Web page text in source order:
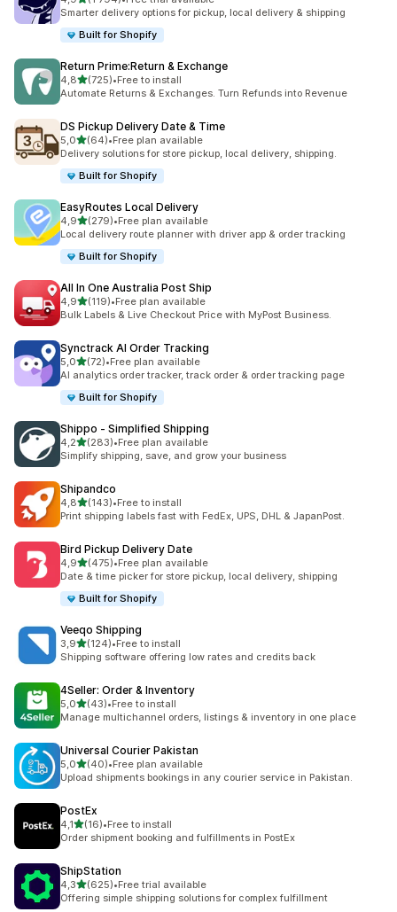
Łączna liczba recenzji: 1794
Smarter delivery options for pickup, local delivery & shipping
Built for Shopify
Return Prime:Return & Exchange
4,8na 5 gwiazdek
(725)
Łączna liczba recenzji: 725
•Free to install
Automate Returns & Exchanges. Turn Refunds into Revenue
DS Pickup Delivery Date & Time
5,0na 5 gwiazdek
(64)
Łączna liczba recenzji: 64
•Free plan available
Delivery solutions for store pickup, local delivery, shipping.
Built for Shopify
EasyRoutes Local Delivery
4,9na 5 gwiazdek
(279)
Łączna liczba recenzji: 279
•Free plan available
Local delivery route planner with driver app & order tracking
Built for Shopify
All In One Australia Post Ship
4,9na 5 gwiazdek
(119)
Łączna liczba recenzji: 119
•Free plan available
Bulk Labels & Live Checkout Price with MyPost Business.
Synctrack AI Order Tracking
5,0na 5 gwiazdek
(72)
Łączna liczba recenzji: 72
•Free plan available
AI analytics order tracker, track order & order tracking page
Built for Shopify
Shippo ‑ Simplified Shipping
4,2na 5 gwiazdek
(283)
Łączna liczba recenzji: 283
•Free plan available
Simplify shipping, save, and grow your business
Shipandco
4,8na 5 gwiazdek
(143)
Łączna liczba recenzji: 143
•Free to install
Print shipping labels fast with FedEx, UPS, DHL & JapanPost.
Bird Pickup Delivery Date
4,9na 5 gwiazdek
(475)
Łączna liczba recenzji: 475
•Free plan available
Date & time picker for store pickup, local delivery, shipping
Built for Shopify
Veeqo Shipping
3,9na 5 gwiazdek
(124)
Łączna liczba recenzji: 124
•Free to install
Shipping software offering low rates and credits back
4Seller: Order & Inventory
5,0na 5 gwiazdek
(43)
Łączna liczba recenzji: 43
•Free to install
Manage multichannel orders, listings & inventory in one place
Universal Courier Pakistan
5,0na 5 gwiazdek
(40)
Łączna liczba recenzji: 40
•Free plan available
Upload shipments bookings in any courier service in Pakistan.
PostEx
4,1na 5 gwiazdek
(16)
Łączna liczba recenzji: 16
•Free to install
Order shipment booking and fulfillments in PostEx
ShipStation
4,3na 5 gwiazdek
(625)
Łączna liczba recenzji: 625
•Free trial available
Offering simple shipping solutions for complex fulfillment